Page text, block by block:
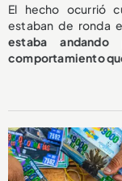
El hecho ocurrió
estaban de ronda
estaba
comportamiento